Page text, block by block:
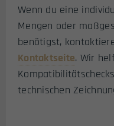
Wenn du eine
Mengen oder
benötigst,
Kontaktseite. Wir
technischen